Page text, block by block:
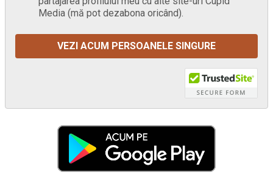
Media (mă pot dezabona oricând).